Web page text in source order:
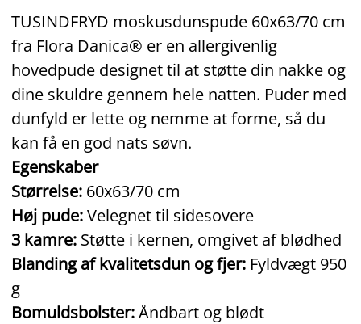
TUSINDFRYD moskusdunspude 60x63/70 cm
fra Flora Danica® er en allergivenlig
hovedpude designet til at støtte din nakke og
dine skuldre gennem hele natten. Puder med
dunfyld er lette og nemme at forme, så du
kan få en god nats søvn.
Egenskaber
Størrelse: 60x63/70 cm
Høj pude:Velegnet til sidesovere
3 kamre: Støtte i kernen, omgivet af blødhed
Blanding af kvalitetsdun og fjer: Fyldvægt 950
g
Bomuldsbolster:Åndbart og blødt